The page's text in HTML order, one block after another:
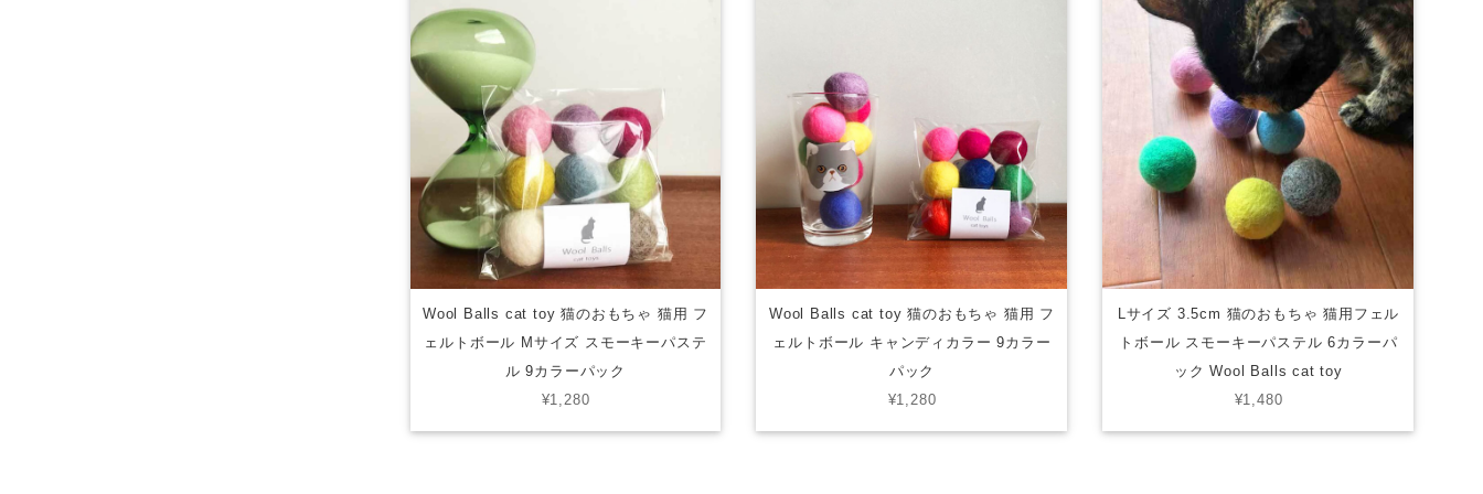
Wool Balls cat toy 猫のおもちゃ 猫用 フ
ェルトボール Mサイズ スモーキーパステ
ル 9カラーパック
¥1,280
Wool Balls cat toy 猫のおもちゃ 猫用 フ
ェルトボール キャンディカラー 9カラー
パック
¥1,280
Lサイズ 3.5cm 猫のおもちゃ 猫用フェル
トボール スモーキーパステル 6カラーパ
ック Wool Balls cat toy
¥1,480